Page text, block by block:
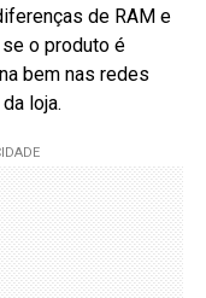
de RAM e
o produto é
bem nas redes
loja.